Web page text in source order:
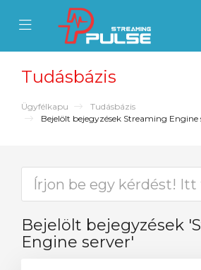
Mobile Menu
Mobile Menu
Tudásbázis
Ügyfélkapu
Tudásbázis
Bejelölt bejegyzések Streaming Engine
Bejelölt bejegyzések
Engine server'